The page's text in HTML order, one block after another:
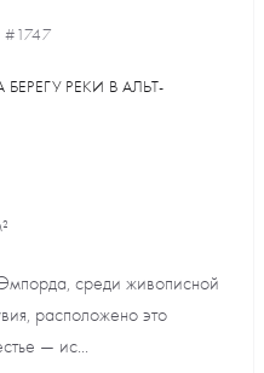
#1747
РЕКИ В АЛЬТ-
среди живописной
расположено это
— ис...